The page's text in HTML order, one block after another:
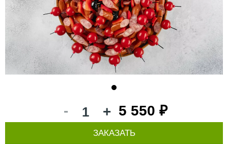
- + 5 550 ₽
ЗАКАЗАТЬ